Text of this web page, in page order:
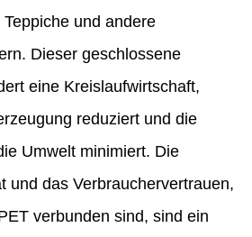
und andere
Dieser geschlossene
eine Kreislaufwirtschaft,
reduziert und die
Umwelt minimiert. Die
und das Verbrauchervertrauen,
verbunden sind, sind ein